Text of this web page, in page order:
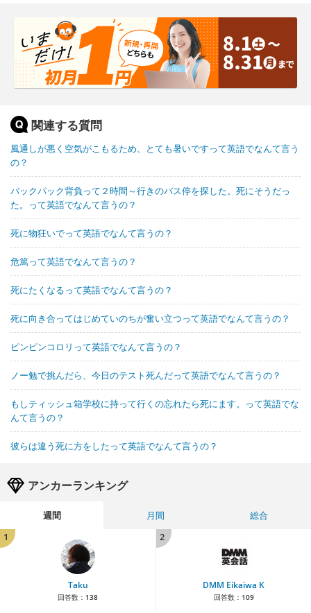
関連する質問
風通しが悪く空気がこもるため、とても暑いですって英語でなんて言う
の？
バックパック背負って２時間～行きのバス停を探した。死にそうだっ
た。って英語でなんて言うの？
死に物狂いでって英語でなんて言うの？
危篤って英語でなんて言うの？
死にたくなるって英語でなんて言うの？
死に向き合ってはじめていのちが奮い立つって英語でなんて言うの？
ピンピンコロリって英語でなんて言うの？
ノー勉で挑んだら、今日のテスト死んだって英語でなんて言うの？
もしティッシュ箱学校に持って行くの忘れたら死にます。って英語でな
んて言うの？
彼らは違う死に方をしたって英語でなんて言うの？
アンカーランキング
週間 月間
総合
1
Taku
回答数： 138
2
DMM Eikaiwa K
回答数： 109